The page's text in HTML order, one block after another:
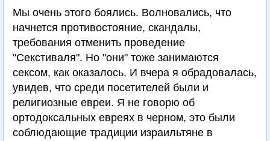
Мы очень этого боялись. Волновались, что
начнется противостояние, скандалы,
требования отменить проведение
"Секстиваля". Но "они" тоже занимаются
сексом, как оказалось. И вчера я обрадовалась,
увидев, что среди посетителей были и
религиозные евреи. Я не говорю об
ортодоксальных евреях в черном, это были
соблюдающие традиции израильтяне в